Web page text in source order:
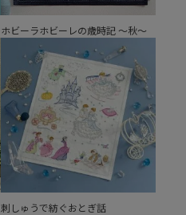
ホビーラホビーレの歳時記 ～秋～
刺しゅうで紡ぐおとぎ話